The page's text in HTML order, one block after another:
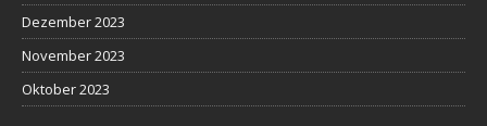
Dezember 2023
November 2023
Oktober 2023